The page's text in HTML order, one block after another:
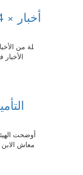
أوضحت
معاش الابن